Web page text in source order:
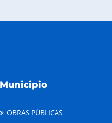
Municipio
OBRAS PÚBLICAS